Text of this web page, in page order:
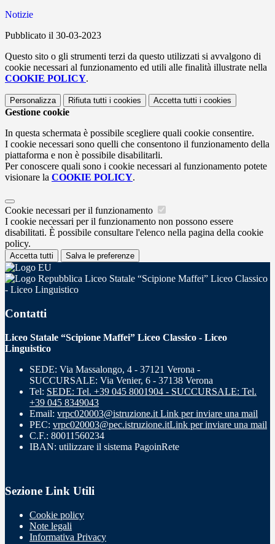
Notizie
Pubblicato il 30-03-2023
Questo sito o gli strumenti terzi da questo utilizzati si avvalgono di
cookie necessari al funzionamento ed utili alle finalità illustrate nella
COOKIE POLICY.
Personalizza Rifiuta tutti i cookies Accetta tutti i cookies
Gestione cookie
In questa schermata è possibile scegliere quali cookie consentire.
I cookie necessari sono quelli che consentono il funzionamento della
piattaforma e non è possibile disabilitarli.
Per conoscere quali sono i cookie necessari al funzionamento potete
visionare la COOKIE POLICY.
Cookie necessari per il funzionamento
I cookie necessari per il funzionamento non possono essere
disabilitati. È possibile consultare l'elenco nella pagina della cookie
policy.
Accetta tutti Salva le preferenze
Liceo Statale “Scipione Maffei” Liceo Classico
- Liceo Linguistico
Contatti
Liceo Statale “Scipione Maffei” Liceo Classico - Liceo
Linguistico
SEDE: Via Massalongo, 4 - 37121 Verona -
SUCCURSALE: Via Venier, 6 - 37138 Verona
Tel: SEDE: Tel. +39 045 8001904 - SUCCURSALE: Tel.
+39 045 8349043
Email: vrpc020003@istruzione.it Link per inviare una mail
PEC: vrpc020003@pec.istruzione.itLink per inviare una mail
C.F.: 80011560234
IBAN: utilizzare il sistema PagoinRete
Sezione Link Utili
Cookie policy
Note legali
Informativa Privacy